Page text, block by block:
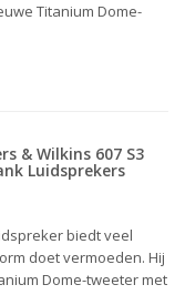
Titanium Dome-
Continuum-
& Wilkins 607 S3
Luidsprekers
biedt veel
doet vermoeden. Hij
Dome-tweeter met